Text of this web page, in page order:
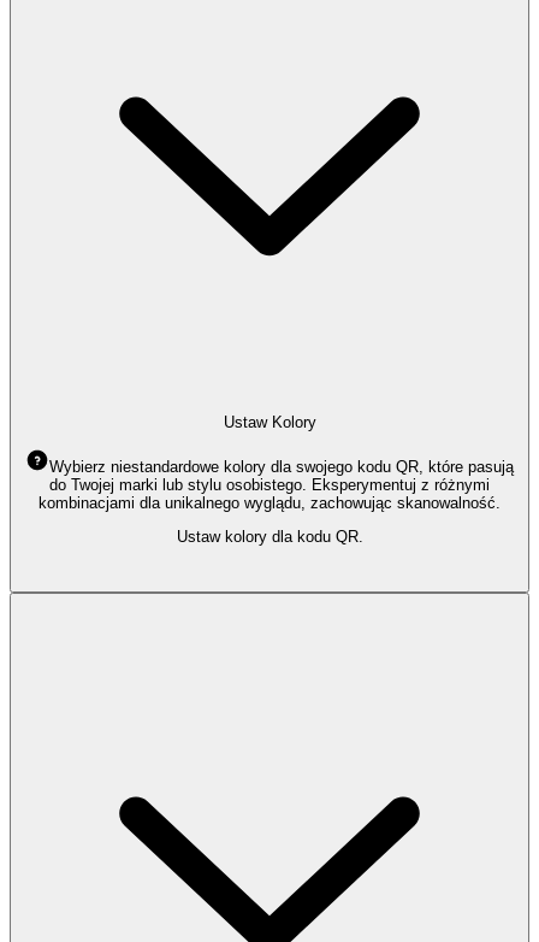
Ustaw Kolory
Wybierz niestandardowe kolory dla swojego kodu QR, które pasują
do Twojej marki lub stylu osobistego. Eksperymentuj z różnymi
kombinacjami dla unikalnego wyglądu, zachowując skanowalność.
Ustaw kolory dla kodu QR.